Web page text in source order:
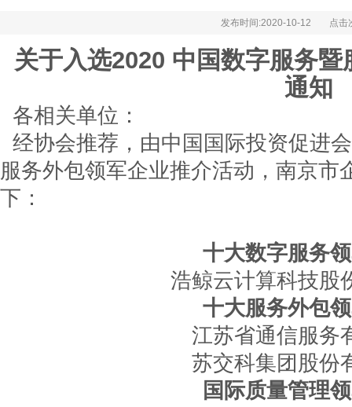
发布时间:2020-10-12 点击
关于入选2020 中国数字服务
通知
各相关单位：
经协会推荐，由中国国际投资促进
服务外包领军企业推介活动，南京市
下：
十大数字服务
浩鲸云计算科技股
十大服务外包
江苏省通信服务
苏交科集团股份
国际质量管理